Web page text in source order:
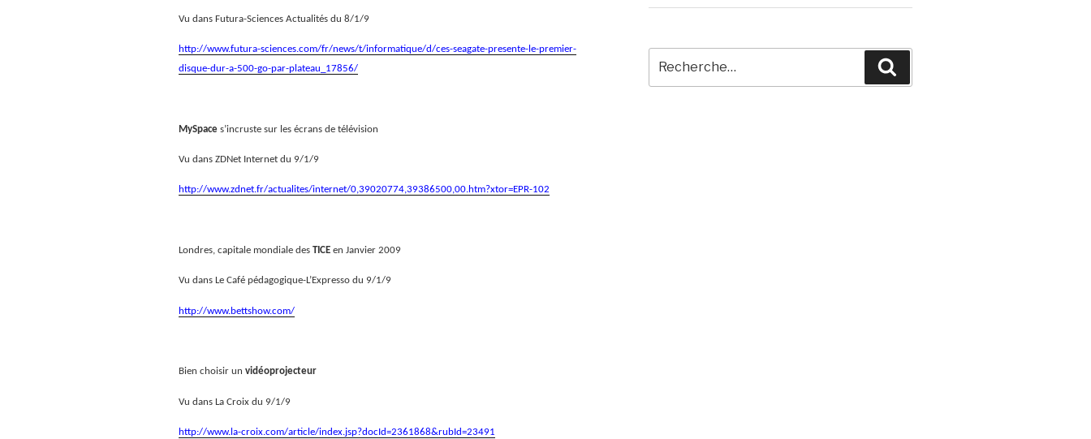
Vu dans Futura-Sciences Actualités du 8/1/9
http://www.futura-sciences.com/fr/news/t/informatique/d/ces-seagate-presente-le-premier-
disque-dur-a-500-go-par-plateau_17856/
MySpace s’incruste sur les écrans de télévision
Vu dans ZDNet Internet du 9/1/9
http://www.zdnet.fr/actualites/internet/0,39020774,39386500,00.htm?xtor=EPR-102
Londres, capitale mondiale des TICE en Janvier 2009
Vu dans Le Café pédagogique-L’Expresso du 9/1/9
http://www.bettshow.com/
Bien choisir un vidéoprojecteur
Vu dans La Croix du 9/1/9
http://www.la-croix.com/article/index.jsp?docId=2361868&rubId=23491
pour
: